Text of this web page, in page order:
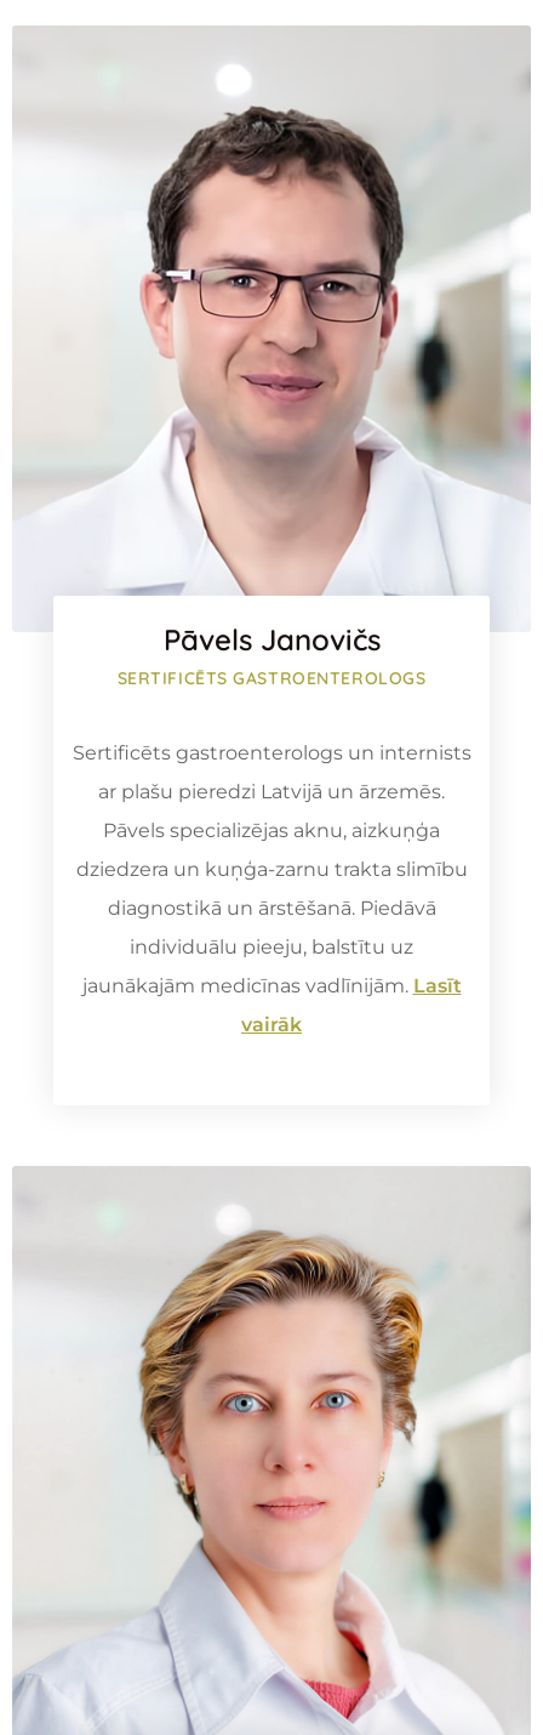
Pāvels Janovičs
SERTIFICĒTS GASTROENTEROLOGS
Sertificēts gastroenterologs un internists
ar plašu pieredzi Latvijā un ārzemēs.
Pāvels specializējas aknu, aizkuņģa
dziedzera un kuņģa-zarnu trakta slimību
diagnostikā un ārstēšanā. Piedāvā
individuālu pieeju, balstītu uz
jaunākajām medicīnas vadlīnijām. Lasīt
vairāk